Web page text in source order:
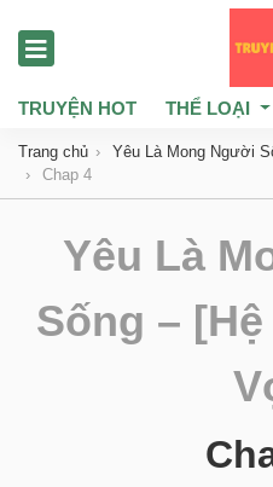
TRUYỆN HOT THỂ LOẠI
Trang chủ
Yêu Là Mong Người
Chap 4
Yêu Là
Sống –